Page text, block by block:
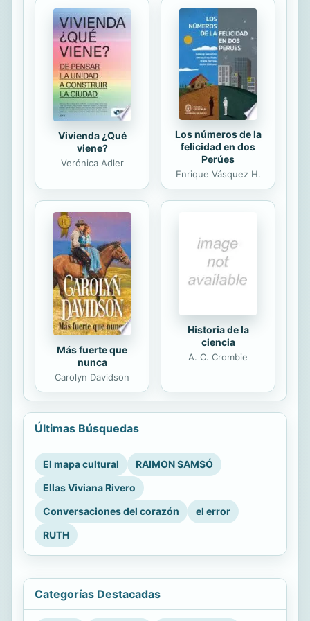
y de la conservación del planeta.
Vivienda ¿Qué
viene?
Verónica Adler
Los números de la
felicidad en dos
Perúes
Enrique Vásquez H.
Más fuerte que
nunca
Carolyn Davidson
Historia de la
ciencia
A. C. Crombie
Últimas Búsquedas
El mapa cultural
RAIMON SAMSÓ
Ellas Viviana Rivero
Conversaciones del corazón
el error
RUTH
Categorías Destacadas